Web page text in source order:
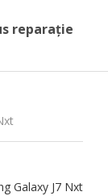
reparație
Galaxy J7 Nxt